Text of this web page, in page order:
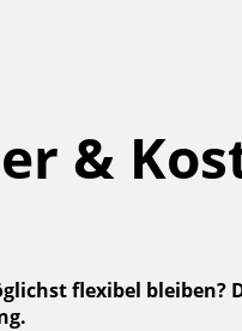
&
flexibel bleiben?